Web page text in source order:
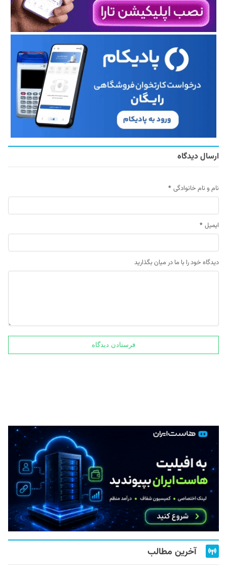
ارسال دیدگاه
نام و نام خانوادگی *
ایمیل *
دیدگاه خود را با ما در میان بگذارید
آخرین مطالب